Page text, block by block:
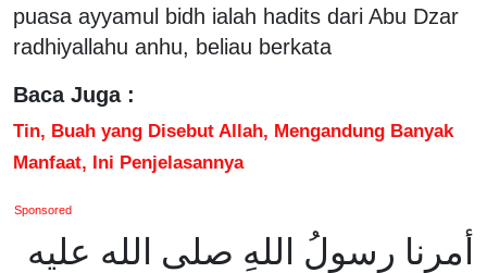
puasa ayyamul bidh ialah hadits dari Abu Dzar
radhiyallahu anhu, beliau berkata
Baca Juga :
Tin, Buah yang Disebut Allah, Mengandung Banyak
Manfaat, Ini Penjelasannya
Sponsored
أمرنا رسولُ اللهِ صلى الله عليه